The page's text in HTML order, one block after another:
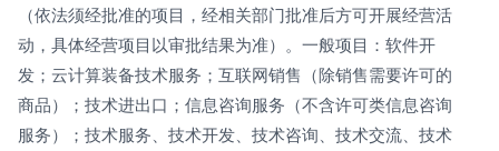
（依法须经批准的项目，经相关部门批准后方可开展经营活
动，具体经营项目以审批结果为准）。一般项目：软件开
发；云计算装备技术服务；互联网销售（除销售需要许可的
商品）；技术进出口；信息咨询服务（不含许可类信息咨询
服务）；技术服务、技术开发、技术咨询、技术交流、技术